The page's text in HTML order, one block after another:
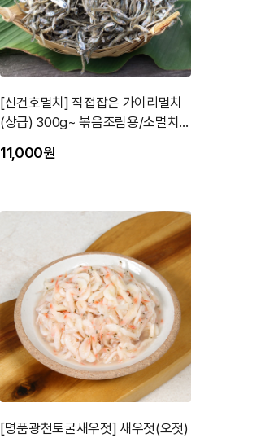
[신건호멸치] 직접잡은 가이리멸치
(상급) 300g~ 볶음조림용/소멸치/
11,000원
[명품광천토굴새우젓] 새우젓(오젓)